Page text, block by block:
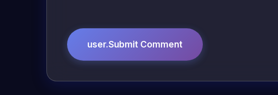
user.Submit Comment